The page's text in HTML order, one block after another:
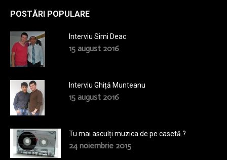
POSTĂRI POPULARE
Interviu Simi Deac
15 august 2016
Interviu Ghiță Munteanu
15 august 2016
Tu mai asculți muzica de pe casetă ?
24 noiembrie 2015